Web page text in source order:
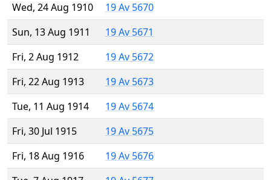
Wed, 24 Aug 1910
19 Av 5670
Sun, 13 Aug 1911
19 Av 5671
Fri, 2 Aug 1912
19 Av 5672
Fri, 22 Aug 1913
19 Av 5673
Tue, 11 Aug 1914
19 Av 5674
Fri, 30 Jul 1915
19 Av 5675
Fri, 18 Aug 1916
19 Av 5676